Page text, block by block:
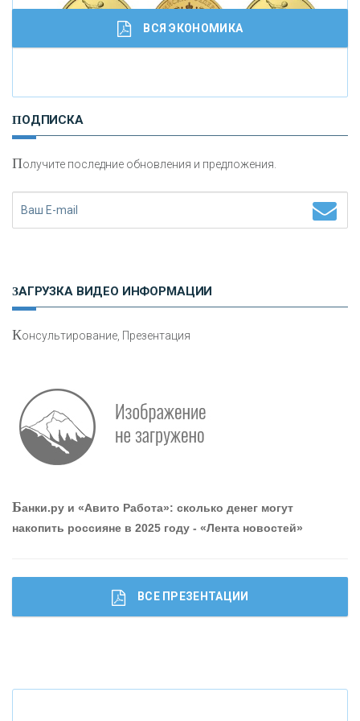
Работа мечты. Что банки делают для того, чтобы
привлечь и удержать персонал - «Интервью»
И
сохранения и увеличения капитала
Что будет с наличными деньгами при цифровом
ВСЯ ЭКОНОМИКА
ПОДПИСКА
Получите последние обновления и предложения.
ЗАГРУЗКА ВИДЕО ИНФОРМАЦИИ
Консультирование, Презентация
Банки.ру и «Авито Работа»: сколько денег могут
накопить россияне в 2025 году - «Лента новостей»
ВСЕ ПРЕЗЕНТАЦИИ